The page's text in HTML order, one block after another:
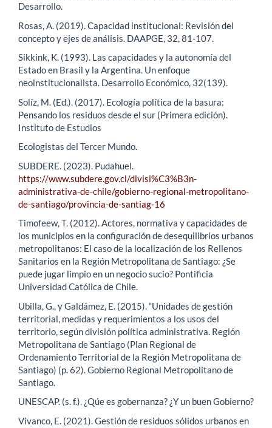
Desarrollo.
Rosas, A. (2019). Capacidad institucional: Revisión del
concepto y ejes de análisis. DAAPGE, 32, 81-107.
Sikkink, K. (1993). Las capacidades y la autonomía del
Estado en Brasil y la Argentina. Un enfoque
neoinstitucionalista. Desarrollo Económico, 32(139).
Solíz, M. (Ed.). (2017). Ecología política de la basura:
Pensando los residuos desde el sur (Primera edición).
Instituto de Estudios
Ecologistas del Tercer Mundo.
SUBDERE. (2023). Pudahuel.
https://www.subdere.gov.cl/divisi%C3%B3n-
administrativa-de-chile/gobierno-regional-metropolitano-
de-santiago/provincia-de-santiag-16
Timofeew, T. (2012). Actores, normativa y capacidades de
los municipios en la configuración de desequilibrios urbanos
metropolitanos: El caso de la localización de los Rellenos
Sanitarios en la Región Metropolitana de Santiago: ¿Se
puede jugar limpio en un negocio sucio? Pontificia
Universidad Católica de Chile.
Ubilla, G., y Galdámez, E. (2015). “Unidades de gestión
territorial, medidas y requerimientos a los usos del
territorio, según división política administrativa. Región
Metropolitana de Santiago (Plan Regional de
Ordenamiento Territorial de la Región Metropolitana de
Santiago) (p. 62). Gobierno Regional Metropolitano de
Santiago.
UNESCAP. (s. f.). ¿Qúe es gobernanza? ¿Y un buen Gobierno?
Vivanco, E. (2021). Gestión de residuos sólidos urbanos en